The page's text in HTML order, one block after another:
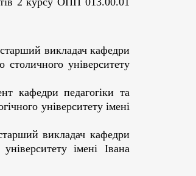
викладач кафедри
столичного університету
кафедри педагогіки та
університету імені
викладач кафедри
імені Івана